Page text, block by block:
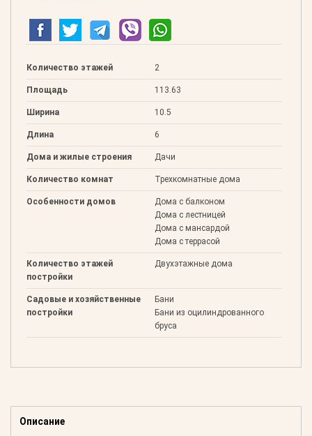
Количество этажей 2
Площадь 113.63
Ширина 10.5
Длина 6
Дома и жилые строения Дачи
Количество комнат Трехкомнатные дома
Особенности домов
Дома с балконом
Дома с лестницей
Дома с мансардой
Дома с террасой
Количество этажей
постройки
Двухэтажные дома
Садовые и хозяйственные
постройки
Бани
Бани из оцилиндрованного
бруса
Описание